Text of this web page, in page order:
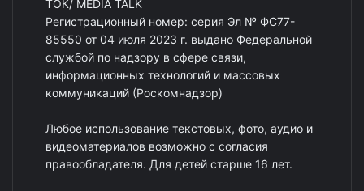
ТОК/ MEDIA TALK
Регистрационный номер: серия Эл № ФС77-
85550 от 04 июля 2023 г. выдано Федеральной
службой по надзору в сфере связи,
информационных технологий и массовых
коммуникаций (Роскомнадзор)
Любое использование текстовых, фото, аудио и
видеоматериалов возможно с согласия
правообладателя. Для детей старше 16 лет.